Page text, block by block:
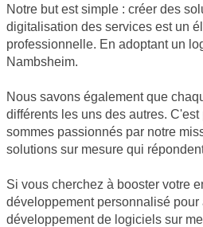
Notre but est simple : créer des
digitalisation des services est un
professionnelle. En adoptant un
Nambsheim.
Nous savons également que
différents les uns des autres.
sommes passionnés par notre
solutions sur mesure qui
Si vous cherchez à booster votre
développement personnalisé
développement de logiciels sur